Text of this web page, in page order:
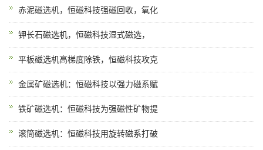
赤泥磁选机，恒磁科技强磁回收，氧化
钾长石磁选机，恒磁科技湿式磁选，
平板磁选机高梯度除铁，恒磁科技攻克
金属矿磁选机：恒磁科技以强力磁系赋
铁矿磁选机：恒磁科技为强磁性矿物提
滚筒磁选机：恒磁科技用旋转磁系打破